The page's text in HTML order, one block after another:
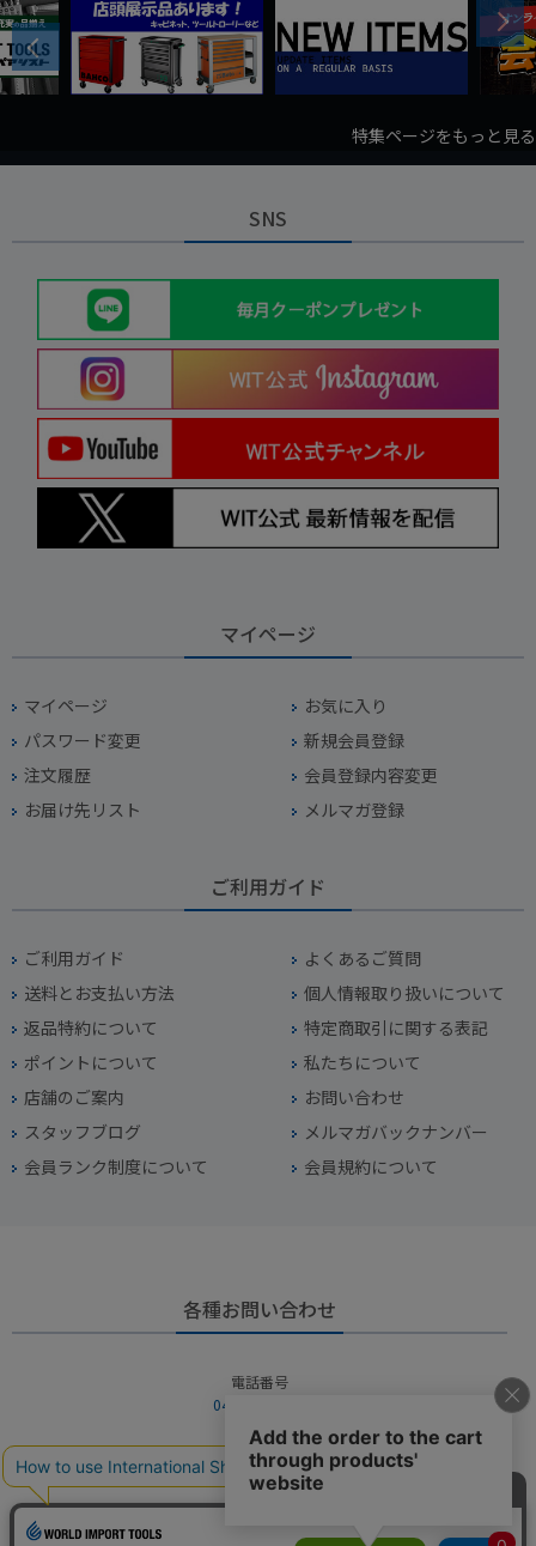
Previous
Next
特集ページをもっと見る
SNS
マイページ
マイページ
お気に入り
パスワード変更
新規会員登録
注文履歴
会員登録内容変更
お届け先リスト
メルマガ登録
ご利用ガイド
ご利用ガイド
よくあるご質問
送料とお支払い方法
個人情報取り扱いについて
返品特約について
特定商取引に関する表記
ポイントについて
私たちについて
店舗のご案内
お問い合わせ
スタッフブログ
メルマガバックナンバー
会員ランク制度について
会員規約について
各種お問い合わせ
電話番号
045-949-2451
営業時間
10：00～19：00